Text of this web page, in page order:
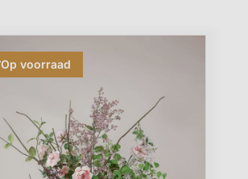
Op voorraad